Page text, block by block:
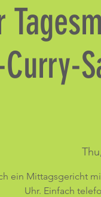
ein Mittagsgericht
Uhr. Einfach